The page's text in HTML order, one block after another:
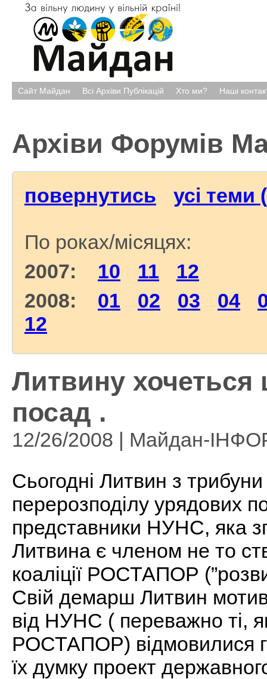
Сайт Майдан Всі Архіви Публікацій Хто ми? Наші
Архіви Форумів
повернутись усі теми
По роках/місяцях:
2007: 10 11
12
2008: 01 02 03 04
12
Литвину хочеться
посад .
12/26/2008 | Майдан-
Сьогодні Литвин з
перерозподілу урядових
представники НУНС, яка
Литвина є членом не то
коаліції РОСТАПОР
Свій демарш Литвин
від НУНС ( переважно ті,
РОСТАПОР) відмовилися
їх думку проект